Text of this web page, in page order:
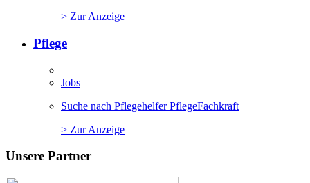
> Zur Anzeige
Pflege
Jobs
Suche nach Pflegehelfer PflegeFachkraft
> Zur Anzeige
Unsere Partner